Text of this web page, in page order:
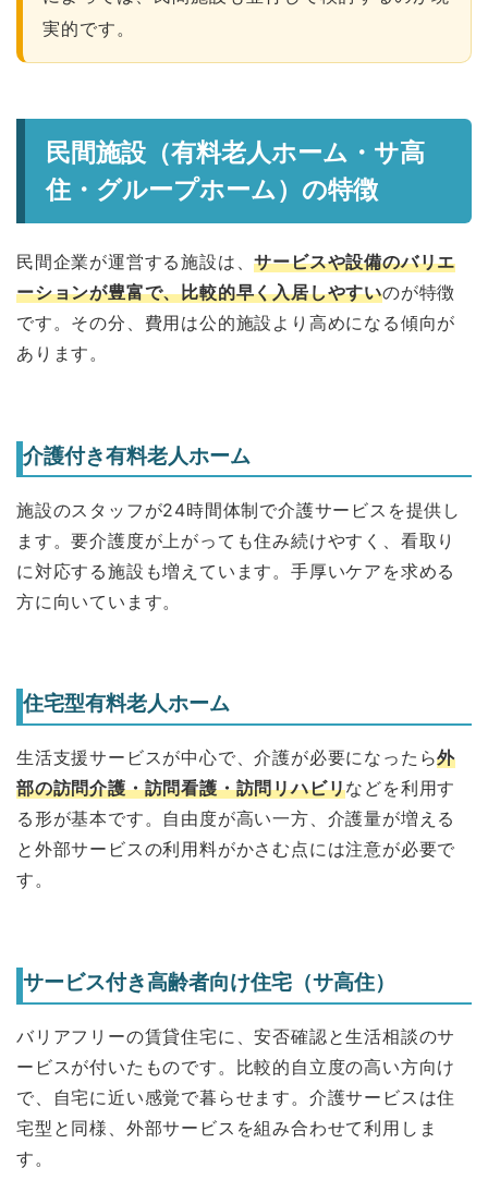
実的です。
民間施設（有料老人ホーム・サ高
住・グループホーム）の特徴
民間企業が運営する施設は、サービスや設備のバリエ
ーションが豊富で、比較的早く入居しやすいのが特徴
です。その分、費用は公的施設より高めになる傾向が
あります。
介護付き有料老人ホーム
施設のスタッフが24時間体制で介護サービスを提供し
ます。要介護度が上がっても住み続けやすく、看取り
に対応する施設も増えています。手厚いケアを求める
方に向いています。
住宅型有料老人ホーム
生活支援サービスが中心で、介護が必要になったら外
部の訪問介護・訪問看護・訪問リハビリなどを利用す
る形が基本です。自由度が高い一方、介護量が増える
と外部サービスの利用料がかさむ点には注意が必要で
す。
サービス付き高齢者向け住宅（サ高住）
バリアフリーの賃貸住宅に、安否確認と生活相談のサ
ービスが付いたものです。比較的自立度の高い方向け
で、自宅に近い感覚で暮らせます。介護サービスは住
宅型と同様、外部サービスを組み合わせて利用しま
す。